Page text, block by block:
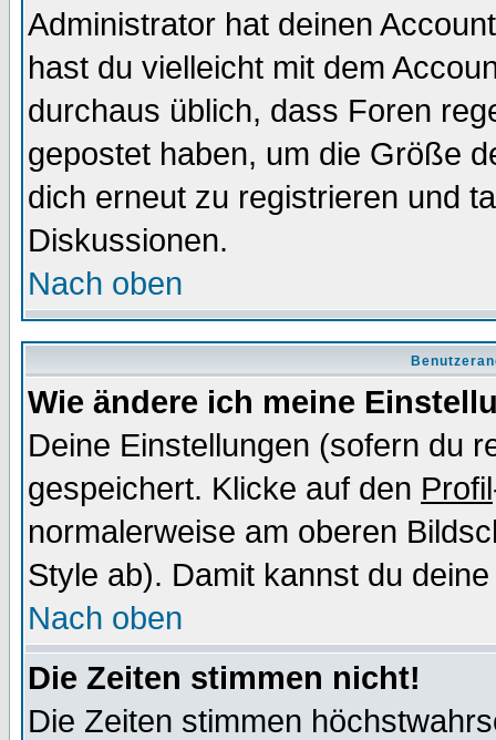
Administrator hat deinen
hast du vielleicht mit dem
durchaus üblich, dass Foren
gepostet haben, um die Größe
dich erneut zu registrieren und
Diskussionen.
Nach oben
Wie ändere ich meine
Deine Einstellungen (sofern du
gespeichert. Klicke auf den Profil
normalerweise am oberen
Style ab). Damit kannst du
Nach oben
Die Zeiten stimmen nicht!
Die Zeiten stimmen